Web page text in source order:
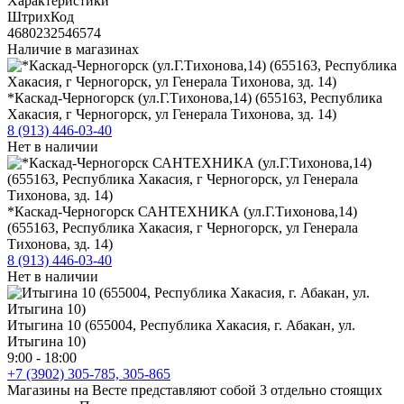
ШтрихКод
4680232546574
Наличие в магазинах
*Каскад-Черногорск (ул.Г.Тихонова,14) (655163, Республика
Хакасия, г Черногорск, ул Генерала Тихонова, зд. 14)
8 (913) 446-03-40
Нет в наличии
*Каскад-Черногорск САНТЕХНИКА (ул.Г.Тихонова,14)
(655163, Республика Хакасия, г Черногорск, ул Генерала
Тихонова, зд. 14)
8 (913) 446-03-40
Нет в наличии
Итыгина 10 (655004, Республика Хакасия, г. Абакан, ул.
Итыгина 10)
9:00 - 18:00
+7 (3902) 305-785, 305-865
Магазины на Весте представляют собой 3 отдельно стоящих